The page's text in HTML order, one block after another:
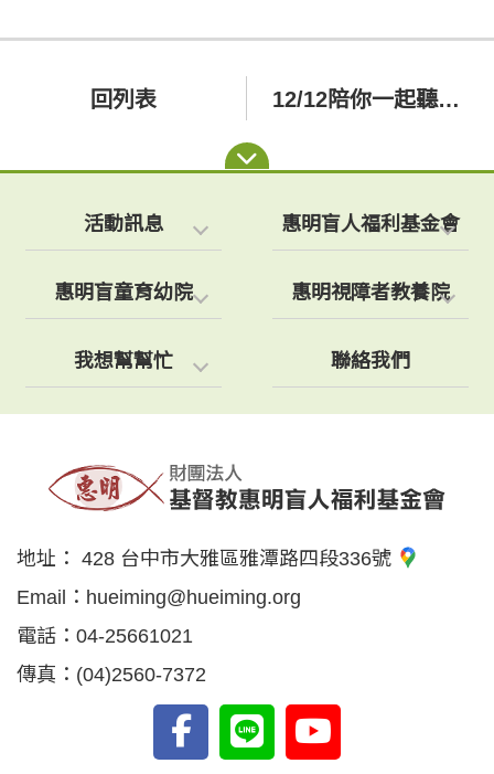
回列表 12/12陪你一起聽電影(惠明中部校友聯誼會)
活動訊息 惠明盲人福利基金會
惠明盲童育幼院 惠明視障者教養院
我想幫幫忙 聯絡我們
地址： 428 台中市大雅區雅潭路四段336號
Email： hueiming@hueiming.org
電話： 04-25661021
傳真： (04)2560-7372